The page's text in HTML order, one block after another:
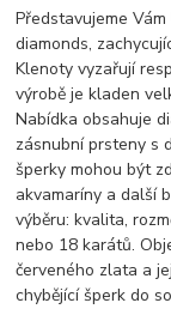
Představujeme
diamonds,
Klenoty vyzařují
výrobě je kladen
Nabídka obsahuje
zásnubní prsteny s
šperky mohou být
akvamaríny a další
výběru: kvalita,
nebo 18 karátů.
červeného zlata a
chybějící šperk do